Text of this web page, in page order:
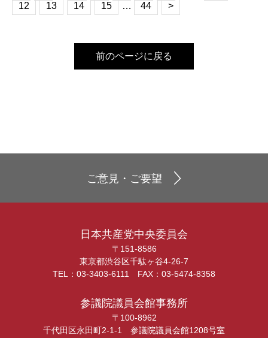
12
13 14 15 … 44 >
前のページに戻る
ご意見・ご要望
日本共産党中央委員会
〒151-8586
東京都渋谷区千駄ヶ谷4-26-7
TEL：03-3403-6111 FAX：03-5474-8358
参議院議員会館事務所
〒100-8962
千代田区永田町2-1-1 参議院議員会館1208号室